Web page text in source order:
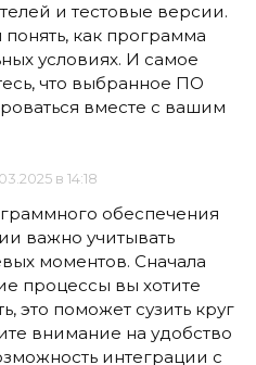
и тестовые версии.
как программа
условиях. И самое
что выбранное ПО
вместе с вашим
в 14:18
обеспечения
важно учитывать
моментов. Сначала
процессы вы хотите
это поможет сузить круг
внимание на удобство
интеграции с